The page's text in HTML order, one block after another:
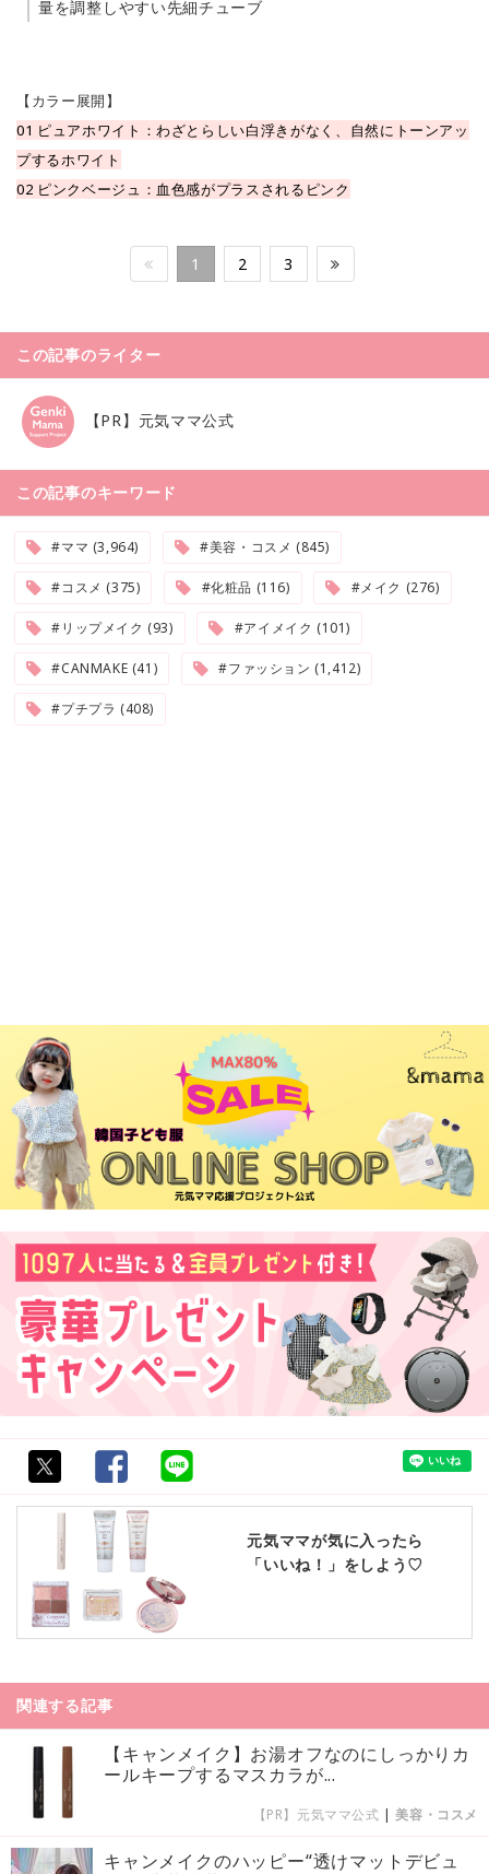
量を調整しやすい先細チューブ
【カラー展開】
01 ピュアホワイト：わざとらしい白浮きがなく、自然にトーンアッ
プするホワイト
02 ピンクベージュ：血色感がプラスされるピンク
1 2 3
この記事のライター
【PR】元気ママ公式
この記事のキーワード
#ママ (3,964) #美容・コスメ (845)
#コスメ (375) #化粧品 (116) #メイク (276)
#リップメイク (93) #アイメイク (101)
#CANMAKE (41) #ファッション (1,412)
#プチプラ (408)
元気ママが気に入ったら
「いいね！」をしよう♡
関連する記事
【キャンメイク】お湯オフなのにしっかりカ
ールキープするマスカラが...
【PR】元気ママ公式 |美容・コスメ
キャンメイクのハッピー“透けマットデビュ